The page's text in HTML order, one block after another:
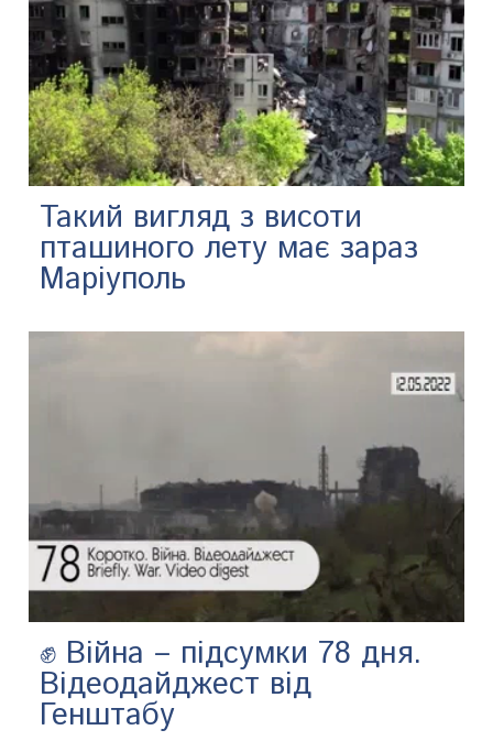
Такий вигляд з висоти
пташиного лету має зараз
Маріуполь
✊ Війна – підсумки 78 дня.
Відеодайджест від
Генштабу